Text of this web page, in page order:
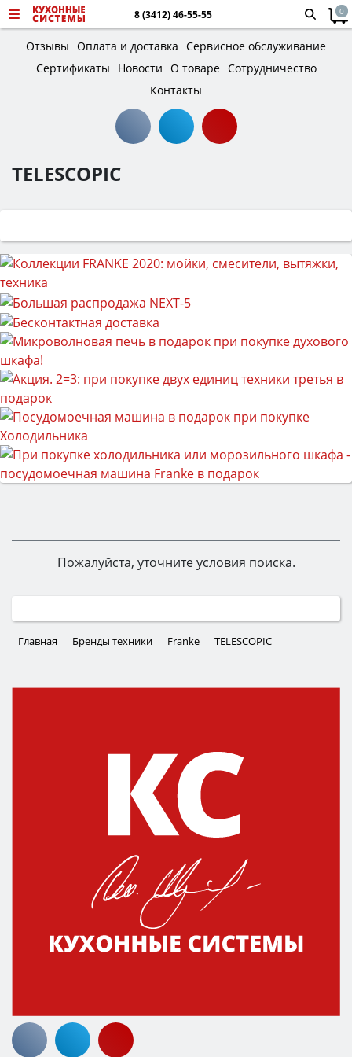
8 (3412) 46-55-55 0
Отзывы Оплата и доставка Сервисное обслуживание
Сертификаты
Новости О товаре Сотрудничество
Контакты
TELESCOPIC
Пожалуйста, уточните условия поиска.
Главная Бренды техники Franke TELESCOPIC